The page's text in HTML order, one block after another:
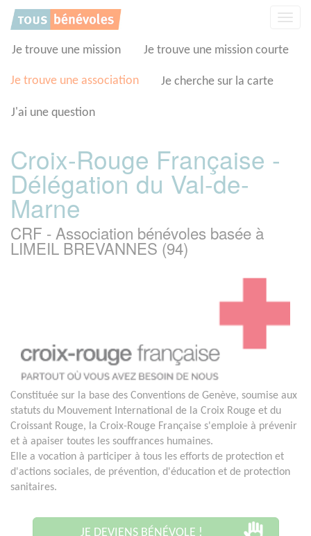
Je trouve une mission Je trouve une mission courte
Je trouve une association Je cherche sur la carte
J'ai une question
Croix-Rouge Française -
Délégation du Val-de-
Marne
CRF - Association bénévoles basée à
LIMEIL BREVANNES (94)
Constituée sur la base des Conventions de Genève, soumise aux
statuts du Mouvement International de la Croix Rouge et du
Croissant Rouge, la Croix-Rouge Française s'emploie à prévenir
et à apaiser toutes les souffrances humaines.
Elle a vocation à participer à tous les efforts de protection et
d'actions sociales, de prévention, d'éducation et de protection
sanitaires.
JE DEVIENS BÉNÉVOLE !
Panneau de gestion des cookies